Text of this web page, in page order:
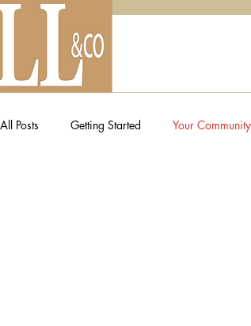
All Posts Getting Started Your Community